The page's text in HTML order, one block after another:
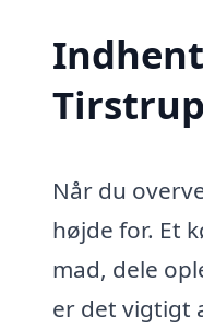
Tirstrup
Når du
højde for. Et
mad, dele
er det vigtigt